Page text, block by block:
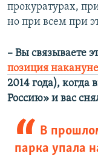
прокуратурах,
но при всем при
– Вы связываете
позиция
2014 года),
Россию» и вас
В
парка упала